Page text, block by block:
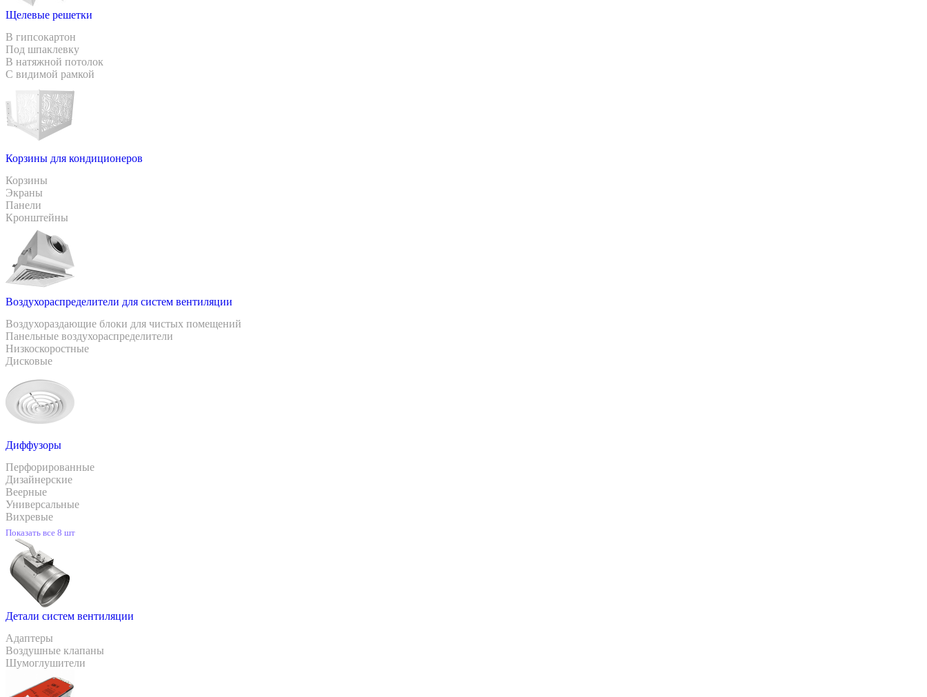
Щелевые решетки
В гипсокартон
Под шпаклевку
В натяжной потолок
С видимой рамкой
Корзины для кондиционеров
Корзины
Экраны
Панели
Кронштейны
Воздухораспределители для систем вентиляции
Воздухораздающие блоки для чистых помещений
Панельные воздухораспределители
Низкоскоростные
Дисковые
Диффузоры
Перфорированные
Дизайнерские
Веерные
Универсальные
Вихревые
Показать все 8 шт
Детали систем вентиляции
Адаптеры
Воздушные клапаны
Шумоглушители